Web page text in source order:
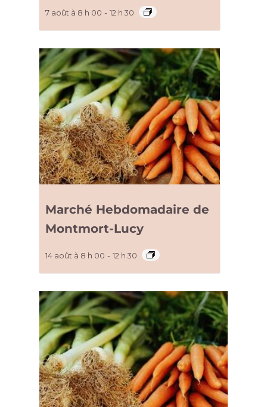
7 août à 8 h 00 - 12 h 30
Marché Hebdomadaire de
Montmort-Lucy
14 août à 8 h 00 - 12 h 30